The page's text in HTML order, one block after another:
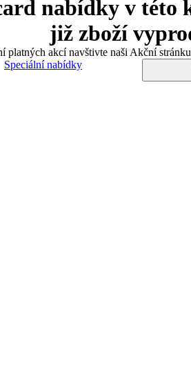
nabídky v
již zboží
platných akcí navštivte naši Akční
Speciální nabídky